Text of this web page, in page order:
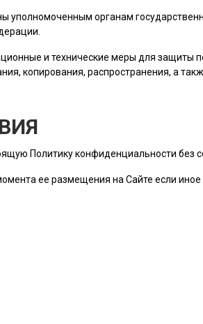
уполномоченным органам
и технические меры для защиты
копирования, распространения, а
Политику конфиденциальности без
ее размещения на Сайте если